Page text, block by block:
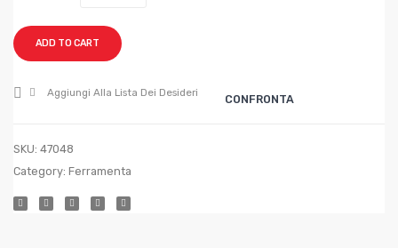
ADD TO CART
Aggiungi Alla Lista Dei Desideri CONFRONTA
SKU: 47048
Category: Ferramenta